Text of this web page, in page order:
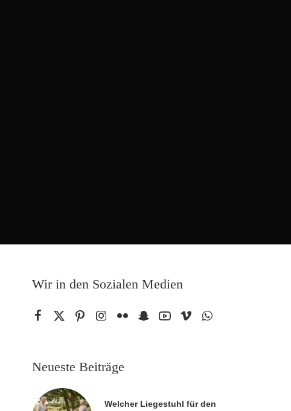
Wir in den Sozialen Medien
Neueste Beiträge
Welcher Liegestuhl für den